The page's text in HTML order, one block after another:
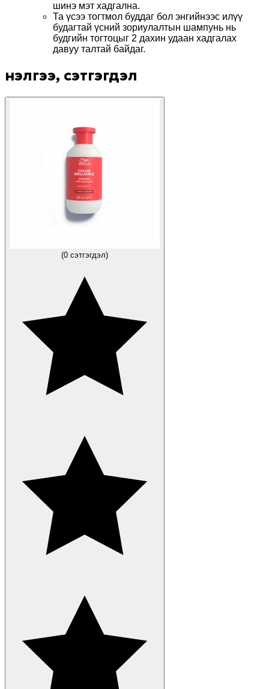
шинэ мэт хадгална.
Та үсээ тогтмол буддаг бол энгийнээс илүү
будагтай үсний зориулалтын шампунь нь
будгийн тогтоцыг 2 дахин удаан хадгалах
давуу талтай байдаг.
Үнэлгээ, сэтгэгдэл
(0 сэтгэгдэл)